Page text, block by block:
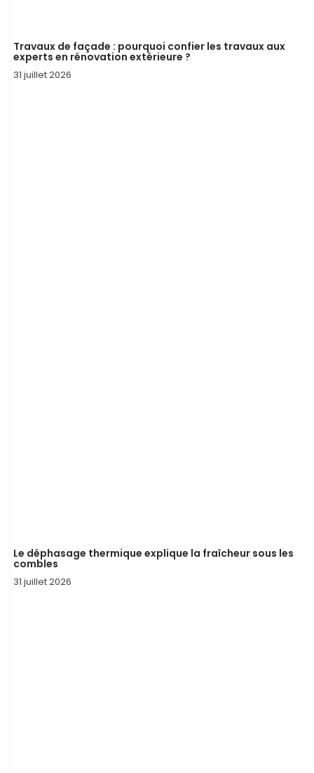
Travaux de façade : pourquoi confier les travaux aux
experts en rénovation extérieure ?
31 juillet 2026
Le déphasage thermique explique la fraîcheur sous les
combles
31 juillet 2026